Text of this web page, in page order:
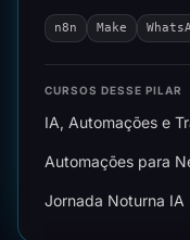
n8n Make
CURSOS DESSE PILAR
IA, Automações e
Automações para
Jornada Noturna IA